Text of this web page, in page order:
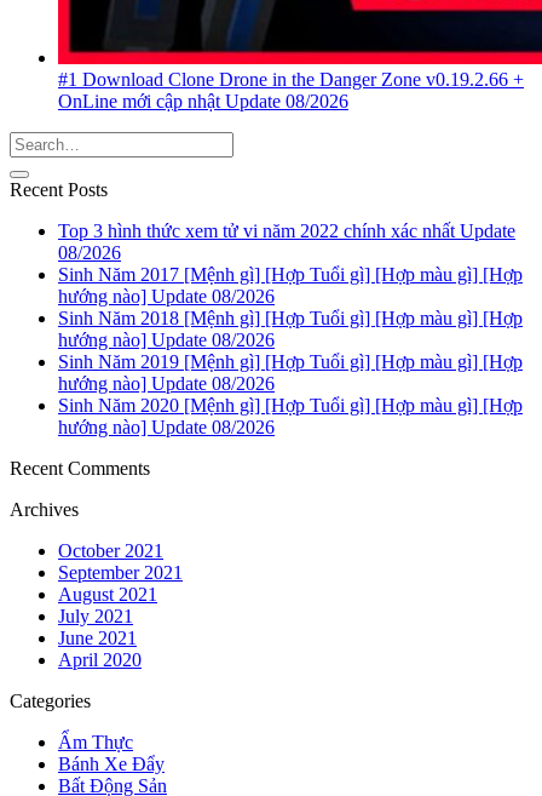
#1 Download Clone Drone in the Danger Zone v0.19.2.66 +
OnLine mới cập nhật Update 08/2026
Recent Posts
Top 3 hình thức xem tử vi năm 2022 chính xác nhất Update
08/2026
Sinh Năm 2017 [Mệnh gì] [Hợp Tuổi gì] [Hợp màu gì] [Hợp
hướng nào] Update 08/2026
Sinh Năm 2018 [Mệnh gì] [Hợp Tuổi gì] [Hợp màu gì] [Hợp
hướng nào] Update 08/2026
Sinh Năm 2019 [Mệnh gì] [Hợp Tuổi gì] [Hợp màu gì] [Hợp
hướng nào] Update 08/2026
Sinh Năm 2020 [Mệnh gì] [Hợp Tuổi gì] [Hợp màu gì] [Hợp
hướng nào] Update 08/2026
Recent Comments
Archives
October 2021
September 2021
August 2021
July 2021
June 2021
April 2020
Categories
Ẩm Thực
Bánh Xe Đẩy
Bất Động Sản